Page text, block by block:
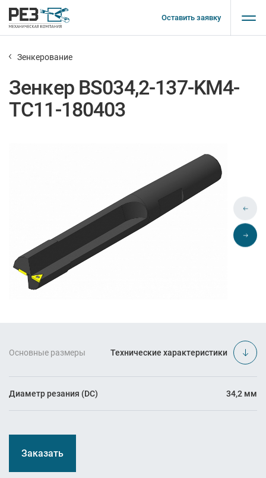
Оставить заявку
Основные размеры Технические характеристики
Диаметр резания (DC) 34,2 мм
Заказать
Зенкерование
Зенкер BS034,2-137-KM4-
TC11-180403